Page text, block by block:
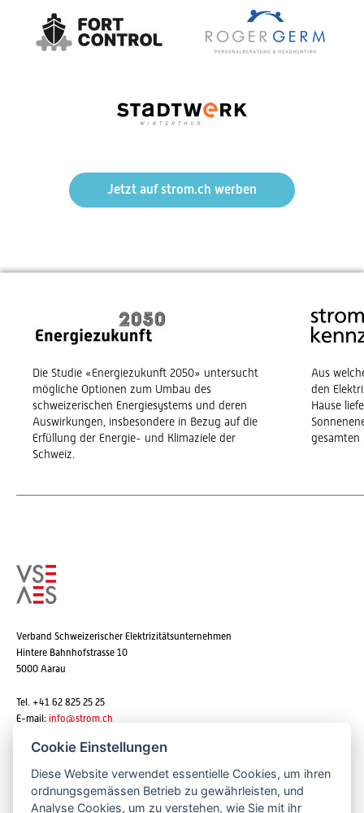
Jetzt auf strom.ch werben
Die Studie «Energiezukunft 2050» untersucht
mögliche Optionen zum Umbau des
schweizerischen Energiesystems und deren
Auswirkungen, insbesondere in Bezug auf die
Erfüllung der Energie- und Klimaziele der
Schweiz.
Aus
den
Hause
gesamten
Verband Schweizerischer Elektrizitätsunternehmen
Hintere Bahnhofstrasse 10
5000 Aarau
Tel. +41 62 825 25 25
E-mail: info@strom.ch
Newsletter abonnieren
Cookie Einstellungen
Diese Website verwendet essentielle Cookies, um ihren
ordnungsgemässen Betrieb zu gewährleisten, und
Analyse Cookies, um zu verstehen, wie Sie mit ihr